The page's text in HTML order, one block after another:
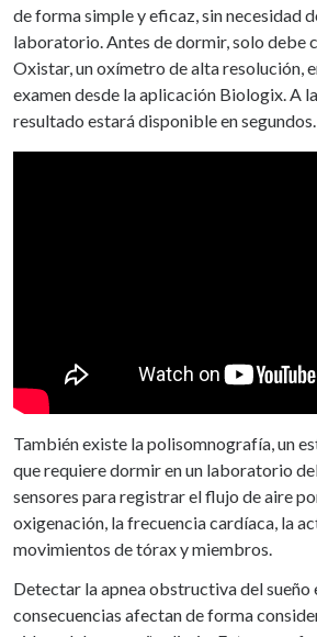
de forma simple y eficaz, sin necesidad
laboratorio. Antes de dormir, solo debe
Oxistar, un oxímetro de alta resolución,
examen desde la aplicación Biologix. A
resultado estará disponible en segundos.
También existe la polisomnografía, un
que requiere dormir en un laboratorio
sensores para registrar el flujo de aire
oxigenación, la frecuencia cardíaca, la
movimientos de tórax y miembros.
Detectar la apnea obstructiva del sueño
consecuencias afectan de forma